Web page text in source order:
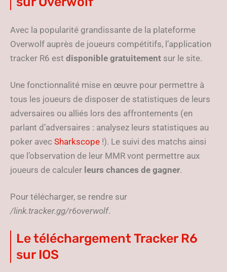
Avec la popularité grandissante de la plateforme
Overwolf auprès de joueurs compétitifs, l’application
tracker R6 est disponible gratuitement sur le site.
Une fonctionnalité mise en œuvre pour permettre à
tous les joueurs de disposer de statistiques de leurs
adversaires ou alliés lors des affrontements (en
parlant d’adversaires : analysez leurs statistiques au
poker avec Sharkscope !). Le suivi des matchs ainsi
que l’observation de leur MMR vont permettre aux
joueurs de calculer leurs chances de gagner.
Pour télécharger, se rendre sur
/link.tracker.gg/r6overwolf.
Le téléchargement Tracker R6
sur IOS